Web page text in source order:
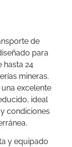
de
para
hasta 24
mineras.
excelente
ideal
condiciones
y equipado